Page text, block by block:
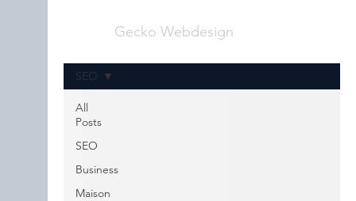
Gecko Webdesign
All
Posts
SEO
Business
Maison
SEO